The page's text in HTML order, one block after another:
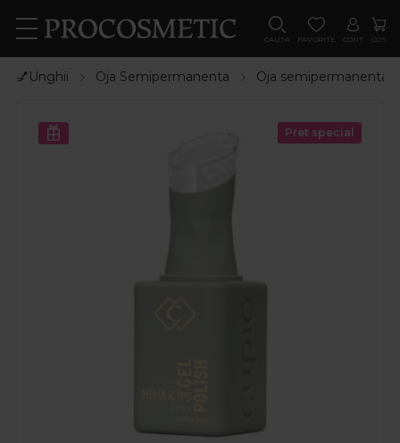
CAUTA FAVORITE CONT COS
💅Unghii Oja Semipermanenta Oja semipermanenta
Pret special